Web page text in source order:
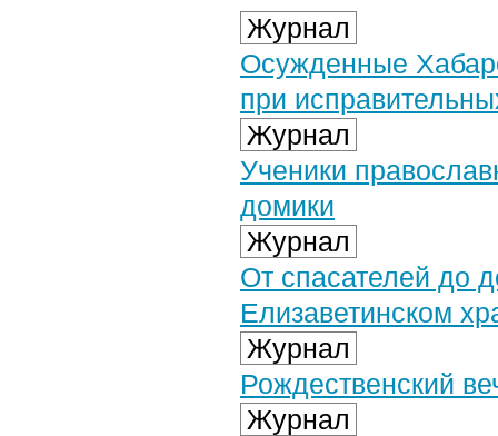
Журнал
Осужденные
при
Журнал
Ученики
домики
Журнал
От спасателей до
Елизаветинском
Журнал
Рождественский
Журнал